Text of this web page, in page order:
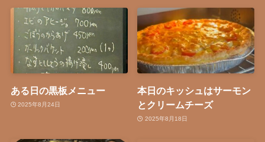
ある日の黒板メニュー
2025年8月24日
本日のキッシュはサーモン
とクリームチーズ
2025年8月18日